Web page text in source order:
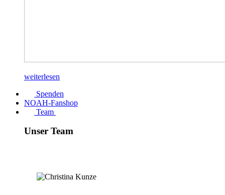
weiterlesen
Spenden
NOAH-Fanshop
Team
Unser Team